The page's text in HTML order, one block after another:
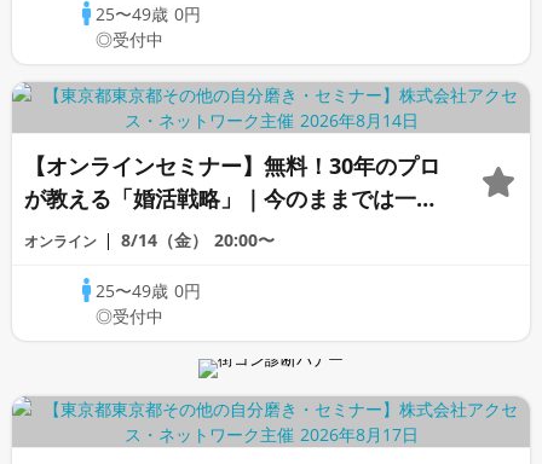
25〜49歳0円
◎受付中
【オンラインセミナー】無料！30年のプロ
が教える「婚活戦略」｜今のままでは一生
変わらないと感じる男性へ
オンライン 8/14（金） 20:00〜
25〜49歳0円
◎受付中